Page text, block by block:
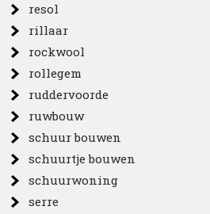
resol
rillaar
rockwool
rollegem
ruddervoorde
ruwbouw
schuur bouwen
schuurtje bouwen
schuurwoning
serre